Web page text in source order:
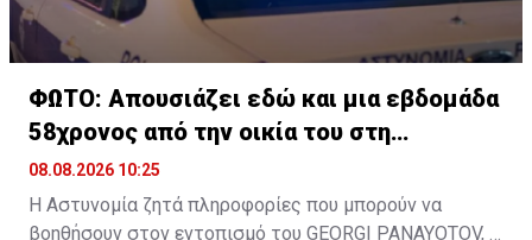
ΦΩΤΟ: Απουσιάζει εδώ και μια εβδομάδα
58χρονος από την οικία του στη
Λευκωσία
08.08.2026 10:25
Η Αστυνομία ζητά πληροφορίες που μπορούν να
βοηθήσουν στον εντοπισμό του GEORGI PANAYOTOV,